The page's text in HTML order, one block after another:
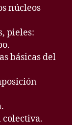
núcleos
pieles:
básicas del
colectiva.